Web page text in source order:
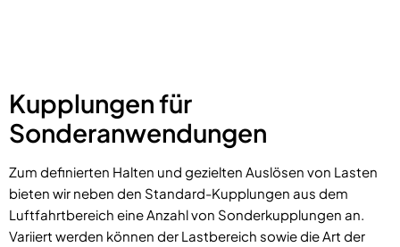
Kupplungen für
Sonderanwendungen
Zum definierten Halten und gezielten Auslösen von Lasten
bieten wir neben den Standard-Kupplungen aus dem
Luftfahrtbereich eine Anzahl von Sonderkupplungen an.
Variiert werden können der Lastbereich sowie die Art der